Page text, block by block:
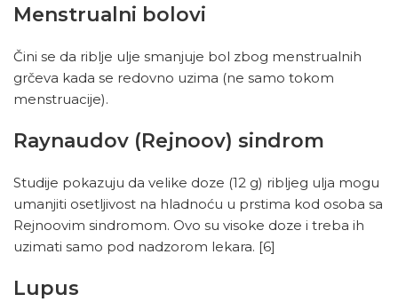
Menstrualni bolovi
Čini se da riblje ulje smanjuje bol zbog menstrualnih
grčeva kada se redovno uzima (ne samo tokom
menstruacije).
Raynaudov (Rejnoov) sindrom
Studije pokazuju da velike doze (12 g) ribljeg ulja mogu
umanjiti osetljivost na hladnoću u prstima kod osoba sa
Rejnoovim sindromom. Ovo su visoke doze i treba ih
uzimati samo pod nadzorom lekara. [6]
Lupus